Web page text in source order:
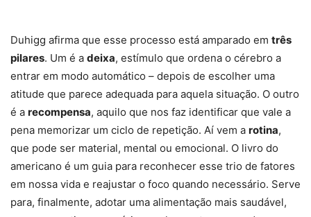
Duhigg afirma que esse processo está amparado em três
pilares. Um é a deixa, estímulo que ordena o cérebro a
entrar em modo automático – depois de escolher uma
atitude que parece adequada para aquela situação. O outro
é a recompensa, aquilo que nos faz identificar que vale a
pena memorizar um ciclo de repetição. Aí vem a rotina,
que pode ser material, mental ou emocional. O livro do
americano é um guia para reconhecer esse trio de fatores
em nossa vida e reajustar o foco quando necessário. Serve
para, finalmente, adotar uma alimentação mais saudável,